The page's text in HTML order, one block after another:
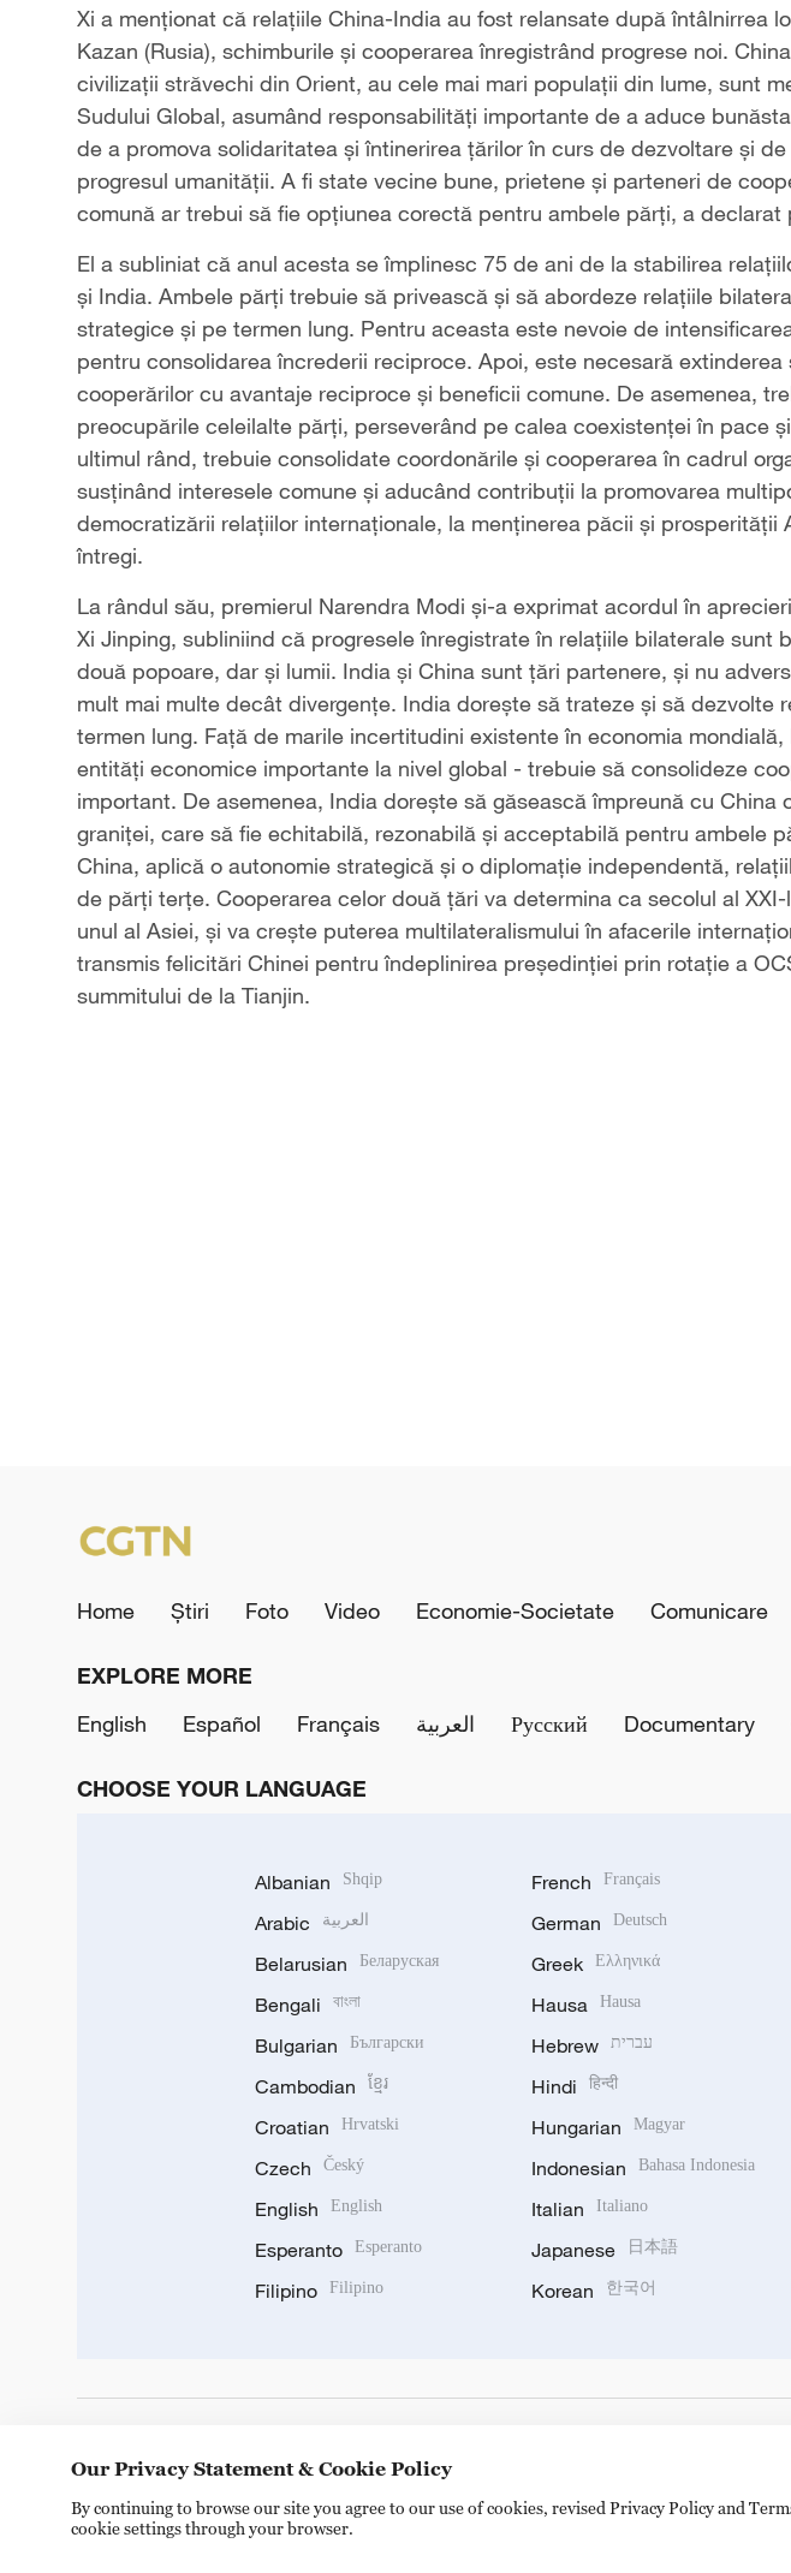
Xi a menționat că relațiile China-India au fost relansate după întâlnirrea
Kazan (Rusia), schimburile și cooperarea înregistrând progrese noi.
civilizații străvechi din Orient, au cele mai mari populații din lume, sunt
Sudului Global, asumând responsabilități importante de a aduce
de a promova solidaritatea și întinerirea țărilor în curs de dezvoltare și
progresul umanității. A fi state vecine bune, prietene și parteneri de
comună ar trebui să fie opțiunea corectă pentru ambele părți, a declarat
El a subliniat că anul acesta se împlinesc 75 de ani de la stabilirea
și India. Ambele părți trebuie să privească și să abordeze relațiile
strategice și pe termen lung. Pentru aceasta este nevoie de
pentru consolidarea încrederii reciproce. Apoi, este necesară extinderea
cooperărilor cu avantaje reciproce și beneficii comune. De asemenea,
preocupările celeilalte părți, perseverând pe calea coexistenței în pace
ultimul rând, trebuie consolidate coordonările și cooperarea în cadrul
susținând interesele comune și aducând contribuții la promovarea
democratizării relațiilor internaționale, la menținerea păcii și prosperității
întregi.
La rândul său, premierul Narendra Modi și-a exprimat acordul în
Xi Jinping, subliniind că progresele înregistrate în relațiile bilaterale sunt
două popoare, dar și lumii. India și China sunt țări partenere, și nu
mult mai multe decât divergențe. India dorește să trateze și să dezvolte
termen lung. Față de marile incertitudini existente în economia
entități economice importante la nivel global - trebuie să consolideze
important. De asemenea, India dorește să găsească împreună cu China
graniței, care să fie echitabilă, rezonabilă și acceptabilă pentru ambele
China, aplică o autonomie strategică și o diplomație independentă,
de părți terțe. Cooperarea celor două țări va determina ca secolul al
unul al Asiei, și va crește puterea multilateralismului în afacerile
transmis felicitări Chinei pentru îndeplinirea președinției prin rotație a
summitului de la Tianjin.
Home Știri Foto Video Economie-Societate Comunicare
EXPLORE MORE
English
Español Français العربية Русский Documentary
CHOOSE YOUR LANGUAGE
Albanian Shqip
Arabic العربية
Belarusian Беларуская
Bengali বাংলা
Bulgarian Български
Cambodian ខ្មែរ
Croatian Hrvatski
Czech Český
English English
Esperanto Esperanto
Filipino Filipino
French Français
German Deutsch
Greek Ελληνικά
Hausa Hausa
Hebrew עברית
Hindi हिन्दी
Hungarian Magyar
Indonesian Bahasa Indonesia
Italian Italiano
Japanese 日本語
Korean 한국어
Our Privacy Statement & Cookie Policy
By continuing to browse our site you agree to our use of cookies, revised Privacy Policy and
cookie settings through your browser.